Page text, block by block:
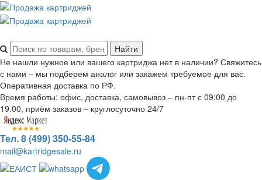
Не нашли нужное или вашего картриджа нет в наличии? Свяжитесь
с нами – мы подберем аналог или закажем требуемое для вас.
Оперативная доставка по РФ.
Время работы: офис, доставка, самовывоз – пн-пт с 09:00 до
19.00, приём заказов – круглосуточно 24/7
Тел. 8 (499) 350-55-84
mail@kartridgesale.ru